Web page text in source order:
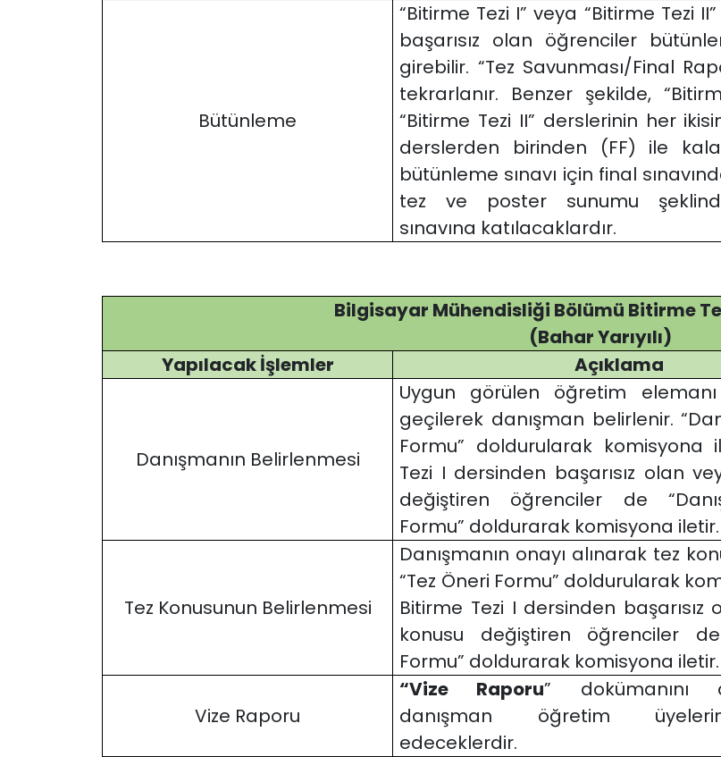
Bütünleme
“Bitirme Tezi I” veya “Bitirme Tezi
başarısız olan öğrenciler
girebilir. “Tez Savunması/Final
tekrarlanır. Benzer şekilde,
“Bitirme Tezi II” derslerinin her
derslerden birinden (FF) ile
bütünleme sınavı için final
tez ve poster sunumu
sınavına katılacaklardır.
Bilgisayar Mühendisliği Bölümü Bitirme
(Bahar Yarıyılı)
Yapılacak İşlemler
Açıklama
Danışmanın Belirlenmesi
Uygun görülen öğretim
geçilerek danışman belirlenir.
Formu” doldurularak komisyona
Tezi I dersinden başarısız olan
değiştiren öğrenciler de
Formu” doldurarak komisyona iletir.
Tez Konusunun Belirlenmesi
Danışmanın onayı alınarak tez
“Tez Öneri Formu” doldurularak
Bitirme Tezi I dersinden başarısız
konusu değiştiren öğrenciler
Formu” doldurarak komisyona iletir.
Vize Raporu
“Vize Raporu” dokümanını
danışman öğretim
edeceklerdir.